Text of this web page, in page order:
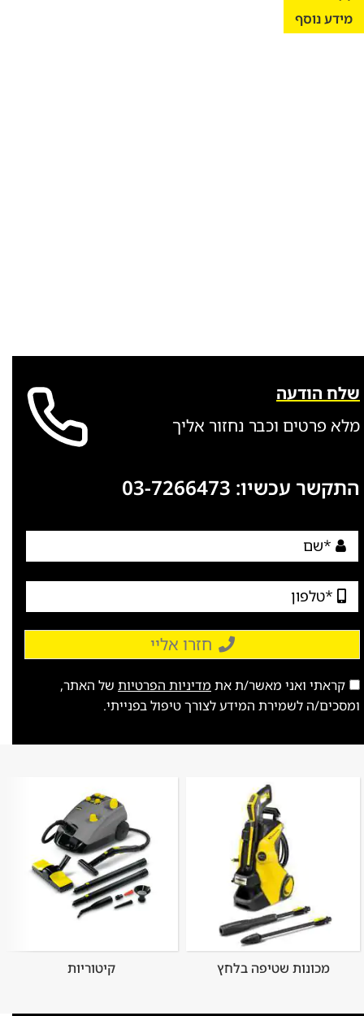
מידע נוסף
שלח הודעה
מלא פרטים וכבר נחזור אליך
התקשר עכשיו: 03-7266473
חזרו אליי
קראתי ואני מאשר/ת את מדיניות הפרטיות של האתר,
ומסכים/ה לשמירת המידע לצורך טיפול בפנייתי.
מכונות שטיפה בלחץ קיטוריות